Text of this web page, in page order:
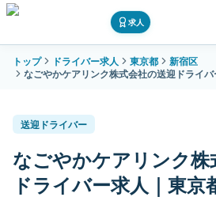
求人
トップ ドライバー求人 東京都
新宿区
なごやかケアリンク株式会社の送迎ドライ
送迎ドライバー
なごやかケアリンク株
ドライバー求人｜東京